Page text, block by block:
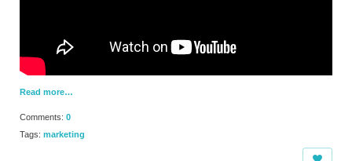
Read more…
Comments: 0
Tags: marketing